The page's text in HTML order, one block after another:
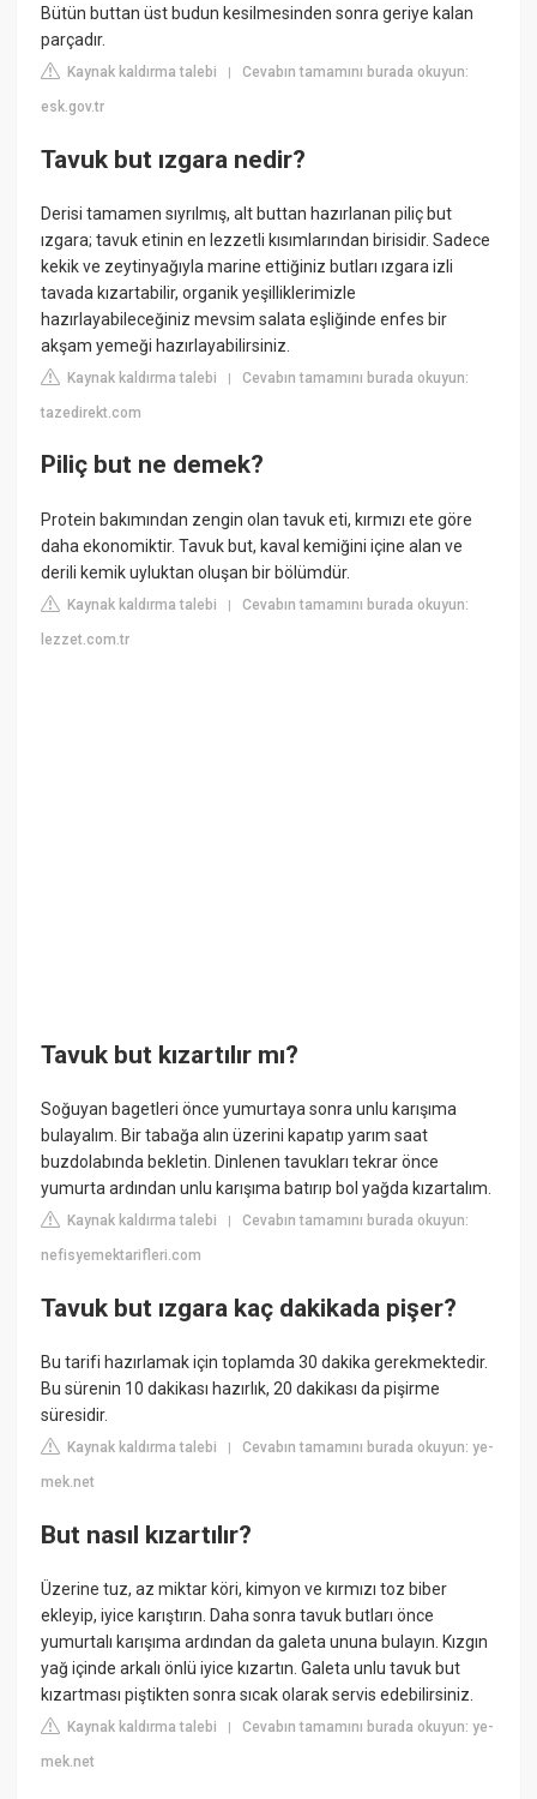
Bütün buttan üst budun kesilmesinden sonra geriye kalan
parçadır.
Kaynak kaldırma talebi |Cevabın tamamını burada okuyun:
esk.gov.tr
Tavuk but ızgara nedir?
Derisi tamamen sıyrılmış, alt buttan hazırlanan piliç but
ızgara; tavuk etinin en lezzetli kısımlarından birisidir. Sadece
kekik ve zeytinyağıyla marine ettiğiniz butları ızgara izli
tavada kızartabilir, organik yeşilliklerimizle
hazırlayabileceğiniz mevsim salata eşliğinde enfes bir
akşam yemeği hazırlayabilirsiniz.
Kaynak kaldırma talebi |Cevabın tamamını burada okuyun:
tazedirekt.com
Piliç but ne demek?
Protein bakımından zengin olan tavuk eti, kırmızı ete göre
daha ekonomiktir. Tavuk but, kaval kemiğini içine alan ve
derili kemik uyluktan oluşan bir bölümdür.
Kaynak kaldırma talebi |Cevabın tamamını burada okuyun:
lezzet.com.tr
Tavuk but kızartılır mı?
Soğuyan bagetleri önce yumurtaya sonra unlu karışıma
bulayalım. Bir tabağa alın üzerini kapatıp yarım saat
buzdolabında bekletin. Dinlenen tavukları tekrar önce
yumurta ardından unlu karışıma batırıp bol yağda kızartalım.
Kaynak kaldırma talebi |Cevabın tamamını burada okuyun:
nefisyemektarifleri.com
Tavuk but ızgara kaç dakikada pişer?
Bu tarifi hazırlamak için toplamda 30 dakika gerekmektedir.
Bu sürenin 10 dakikası hazırlık, 20 dakikası da pişirme
süresidir.
Kaynak kaldırma talebi |Cevabın tamamını burada okuyun: ye-
mek.net
But nasıl kızartılır?
Üzerine tuz, az miktar köri, kimyon ve kırmızı toz biber
ekleyip, iyice karıştırın. Daha sonra tavuk butları önce
yumurtalı karışıma ardından da galeta ununa bulayın. Kızgın
yağ içinde arkalı önlü iyice kızartın. Galeta unlu tavuk but
kızartması piştikten sonra sıcak olarak servis edebilirsiniz.
Kaynak kaldırma talebi |Cevabın tamamını burada okuyun: ye-
mek.net